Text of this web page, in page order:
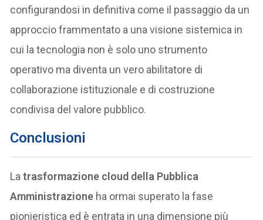
configurandosi in definitiva come il passaggio da un
approccio frammentato a una visione sistemica in
cui la tecnologia non è solo uno strumento
operativo ma diventa un vero abilitatore di
collaborazione istituzionale e di costruzione
condivisa del valore pubblico.
Conclusioni
Latrasformazione cloud della Pubblica
Amministrazione ha ormai superato la fase
pionieristica ed è entrata in una dimensione più